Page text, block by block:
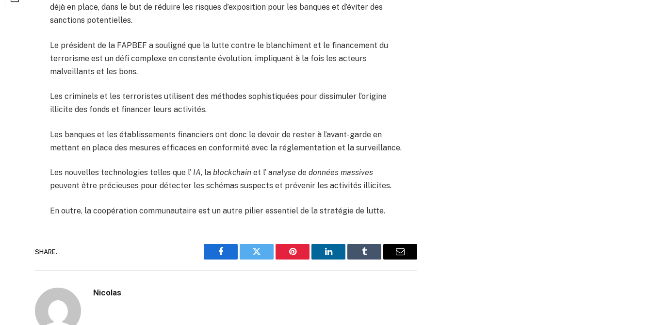
déjà en place, dans le but de réduire les risques d’exposition pour les banques et d’éviter des
sanctions potentielles.
Le président de la FAPBEF a souligné que la lutte contre le blanchiment et le financement du
terrorisme est un défi complexe en constante évolution, impliquant à la fois les acteurs
malveillants et les bons.
Les criminels et les terroristes utilisent des méthodes sophistiquées pour dissimuler l’origine
illicite des fonds et financer leurs activités.
Les banques et les établissements financiers ont donc le devoir de rester à l’avant-garde en
mettant en place des mesures efficaces en conformité avec la réglementation et la surveillance.
Les nouvelles technologies telles que l’ IA, la blockchain et l’ analyse de données massives
peuvent être précieuses pour détecter les schémas suspects et prévenir les activités illicites.
En outre, la coopération communautaire est un autre pilier essentiel de la stratégie de lutte.
SHARE.
Facebook Twitter Pinterest LinkedIn Tumblr Email
Nicolas